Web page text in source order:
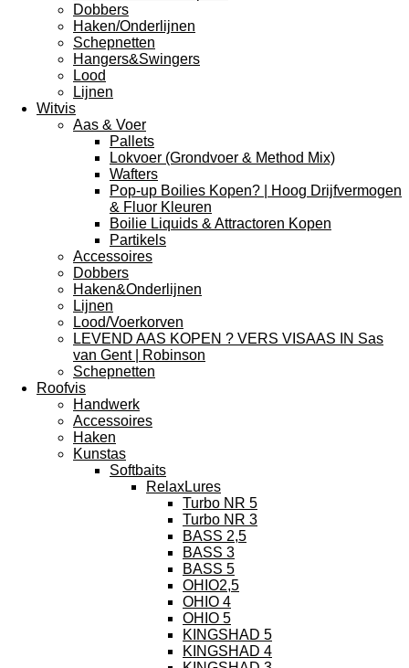
Dobbers
Haken/Onderlijnen
Schepnetten
Hangers&Swingers
Lood
Lijnen
Witvis
Aas & Voer
Pallets
Lokvoer (Grondvoer & Method Mix)
Wafters
Pop-up Boilies Kopen? | Hoog Drijfvermogen
& Fluor Kleuren
Boilie Liquids & Attractoren Kopen
Partikels
Accessoires
Dobbers
Haken&Onderlijnen
Lijnen
Lood/Voerkorven
LEVEND AAS KOPEN ? VERS VISAAS IN Sas
van Gent | Robinson
Schepnetten
Roofvis
Handwerk
Accessoires
Haken
Kunstas
Softbaits
RelaxLures
Turbo NR 5
Turbo NR 3
BASS 2,5
BASS 3
BASS 5
OHIO2,5
OHIO 4
OHIO 5
KINGSHAD 5
KINGSHAD 4